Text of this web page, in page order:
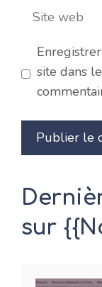
Site
site dans
sur